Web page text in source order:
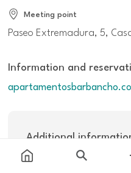
Meeting point
Paseo Extremadura, 5,
Information and
Additional